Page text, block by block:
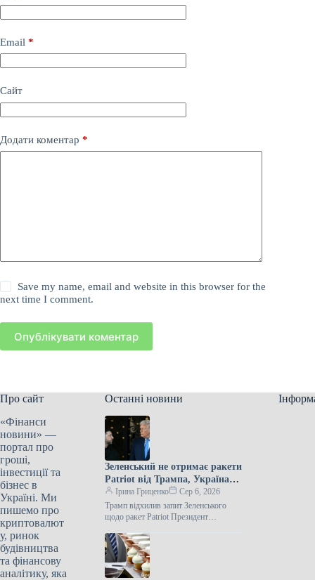
Email *
Сайт
Додати коментар *
Save my name, email and website in this browser for the
next time I comment.
Опублікувати коментар
Про сайт
«Фінанси
новини» —
портал про
гроші,
інвестиції та
бізнес в
Україні. Ми
пишемо про
криптовалют
у, ринок
будівництва
та фінансову
аналітику, яка
Останні новини
Зеленський не отримає ракети
Patriot від Трампа, Україна
залишилася без них.
Ірина Гриценко
Сер 6, 2026
Трамп відхилив запит Зеленського
щодо ракет Patriot Президент
задовольнив прохання Володимира
Зеленського про передачу Україні